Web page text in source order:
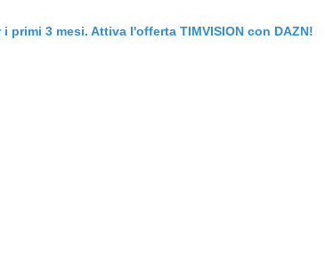
primi 3 mesi. Attiva l'offerta TIMVISION con DAZN!